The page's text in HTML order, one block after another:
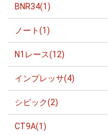
BNR34(1)
ノート(1)
N1レース(12)
インプレッサ(4)
シビック(2)
CT9A(1)